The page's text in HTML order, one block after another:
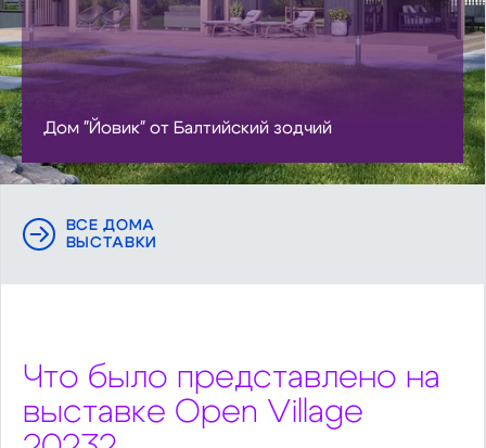
Дом "Йовик" от Балтийский зодчий
ВСЕ ДОМА
ВЫСТАВКИ
Что было представлено на
выставке Open Village